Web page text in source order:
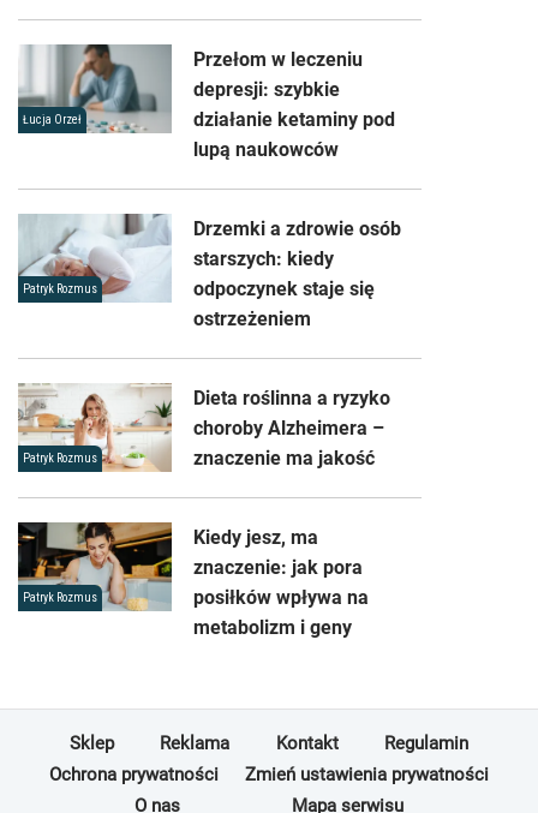
Łucja Orzeł
Przełom w leczeniu
depresji: szybkie
działanie ketaminy pod
lupą naukowców
Patryk Rozmus
Drzemki a zdrowie osób
starszych: kiedy
odpoczynek staje się
ostrzeżeniem
Patryk Rozmus
Dieta roślinna a ryzyko
choroby Alzheimera –
znaczenie ma jakość
Patryk Rozmus
Kiedy jesz, ma
znaczenie: jak pora
posiłków wpływa na
metabolizm i geny
Sklep Reklama Kontakt
Regulamin
Ochrona prywatności
Zmień ustawienia prywatności
O nas
Mapa serwisu